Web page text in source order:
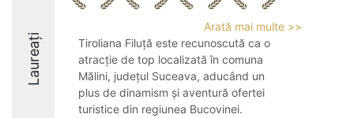
Laureați
Arată mai multe >>
Tiroliana Filuță este recunoscută ca o
atracție de top localizată în comuna
Mălini, județul Suceava, aducând un
plus de dinamism și aventură ofertei
turistice din regiunea Bucovinei.